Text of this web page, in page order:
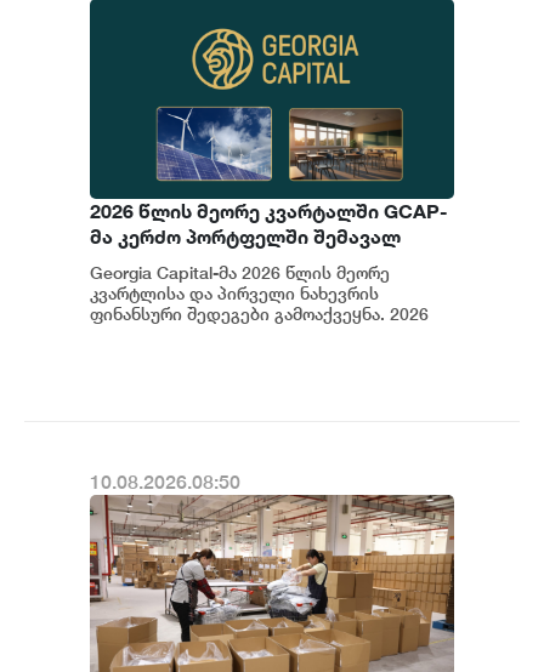
2026 წლის მეორე კვარტალში GCAP-
მა კერძო პორტფელში შემავალ
კომპანიებში ჯამურად 1.5 მლნ
ლარის ინვესტიცია განახორციელა
Georgia Capital-მა 2026 წლის მეორე
კვარტლისა და პირველი ნახევრის
ფინანსური შედეგები გამოაქვეყნა. 2026
10.08.2026.08:50